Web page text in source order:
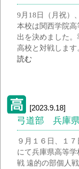
9月18日（月祝）
本校は関西学院
出を決めました
高校と対戦しま
読む
[2023.9.18]
弓道部 兵庫
９月１６日、１
にて兵庫県高等
戦 遠的の部個人